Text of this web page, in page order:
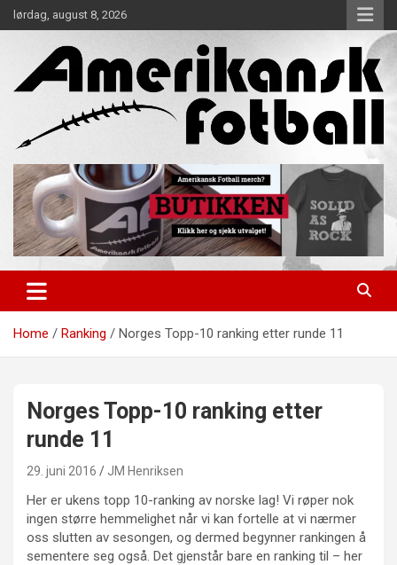
Skip
to
lørdag, august 8, 2026
Amerikansk Fotball
Home Ranking Norges Topp-10 ranking etter runde 11
Norges Topp-10 ranking etter
runde 11
29. juni 2016 JM Henriksen
Her er ukens topp 10-ranking av norske lag! Vi røper nok
ingen større hemmelighet når vi kan fortelle at vi nærmer
oss slutten av sesongen, og dermed begynner rankingen å
sementere seg også. Det gjenstår bare en ranking til – her